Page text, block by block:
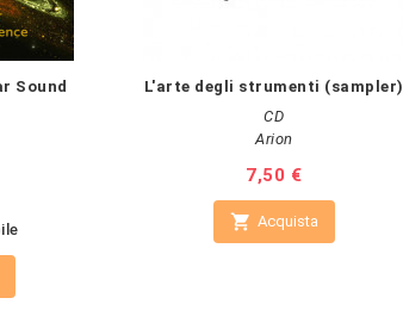
Sound
L'arte degli strumenti (sampler)
CD
Arion
Prezzo
7,50 €
 Acquista